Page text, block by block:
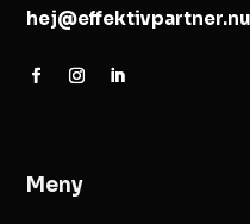
hej@effektivpartner.nu
Meny